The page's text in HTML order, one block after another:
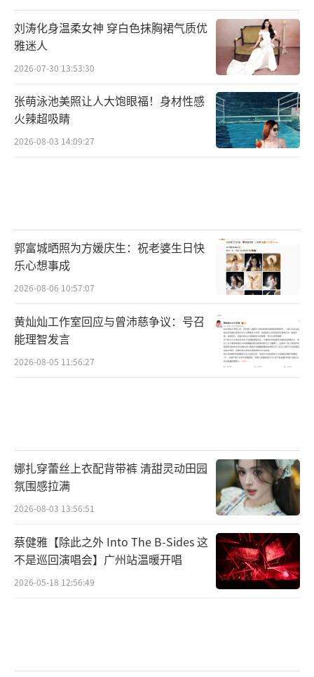
刘涛化身温柔女神 穿白色抹胸裙气质优
雅迷人
2026-07-30 13:53:30
张萌泳池美照让人大饱眼福！身材性感
火辣超吸睛
2026-08-03 14:09:27
郭富城晒照为方媛庆生：祝老婆生日快
乐心想事成
2026-08-06 10:57:07
黄灿灿工作室回应与曾沛慈争议：号召
能理智发言
2026-08-05 11:56:27
娜扎穿蕾丝上衣配背带裤 清甜灵动田园
氛围感拉满
2026-08-03 13:56:51
蔡健雅【除此之外 Into The B-Sides 这
不是巡回演唱会】广州站温暖开唱
2026-05-18 12:56:49